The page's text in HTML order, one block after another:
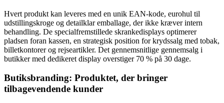
Hvert produkt kan leveres med en unik EAN-kode, eurohul til
udstillingskroge og detailklar emballage, der ikke kræver intern
behandling. De specialfremstillede skrankedisplays optimerer
pladsen foran kassen, en strategisk position for krydssalg med tobak,
billetkontorer og rejseartikler. Det gennemsnitlige gennemsalg i
butikker med dedikeret display overstiger 70 % på 30 dage.
Butiksbranding: Produktet, der bringer
tilbagevendende kunder